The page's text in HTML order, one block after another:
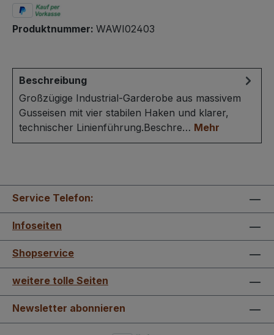
Produktnummer: WAWI02403
Beschreibung
Großzügige Industrial-Garderobe aus massivem
Gusseisen mit vier stabilen Haken und klarer,
technischer Linienführung.Beschre… Mehr
Service Telefon:
Infoseiten
Shopservice
weitere tolle Seiten
Newsletter abonnieren